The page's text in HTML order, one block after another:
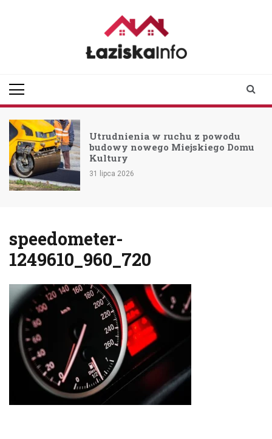
Utrudnienia w ruchu z powodu
budowy nowego Miejskiego Domu
Kultury
31 lipca 2026
speedometer-
1249610_960_720